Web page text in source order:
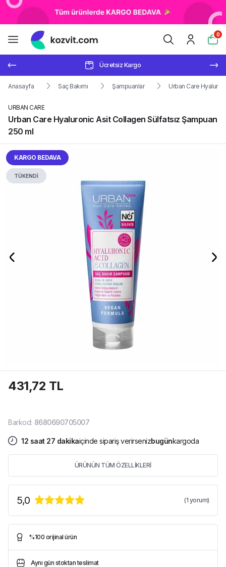
0
Ücretsiz Kargo
Anasayfa Saç Bakımı Şampuanlar Urban Care
URBAN CARE
Urban Care Hyaluronic Asit Collagen Sülfatsız Şampuan
250 ml
KARGO BEDAVA
TÜKENDİ
431,72 TL
Barkod: 8680690705007
12 saat 27 dakikaiçinde sipariş verirsenizbugünkargoda
ÜRÜNÜN TÜM ÖZELLİKLERİ
5,0 (1 yorum)
%100 orijinal ürün
Aynı gün stoktan teslimat